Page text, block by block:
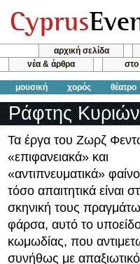
αρχική σελίδα
νέα & άρθρα
στο
μουσική χορός θέατρο
Ράφτης Κυριών
Τα έργα του Ζωρζ
«επιφανειακά» και
«αντιπνευματικά»
τόσο απαιτητικά είναι
σκηνική τους
φάρσα, αυτό το
κωμωδίας, που
συνήθως με